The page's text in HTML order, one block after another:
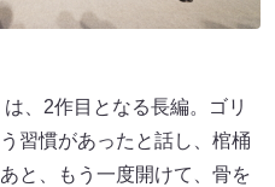
、2作目となる長編。ゴリ
習慣があったと話し、棺桶
と、もう一度開けて、骨を